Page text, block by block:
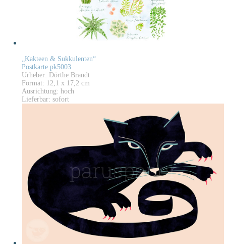
„Kakteen & Sukkulenten“
Postkarte pk5003
Urheber: Dörthe Brandt
Format: 12,1 x 17,2 cm
Ausrichtung: hoch
Lieferbar: sofort